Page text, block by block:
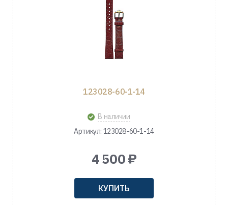
123028-60-1-14
В наличии
Артикул: 123028-60-1-14
4 500 ₽
КУПИТЬ